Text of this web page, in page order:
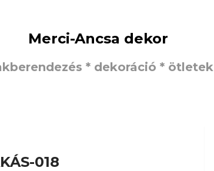
Merci-Ancsa dekor
* dekoráció * ötletek
018